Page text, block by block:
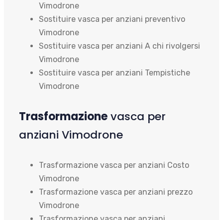
Vimodrone
Sostituire vasca per anziani preventivo
Vimodrone
Sostituire vasca per anziani A chi rivolgersi
Vimodrone
Sostituire vasca per anziani Tempistiche
Vimodrone
Trasformazionevasca per
anziani Vimodrone
Trasformazione vasca per anziani Costo
Vimodrone
Trasformazione vasca per anziani prezzo
Vimodrone